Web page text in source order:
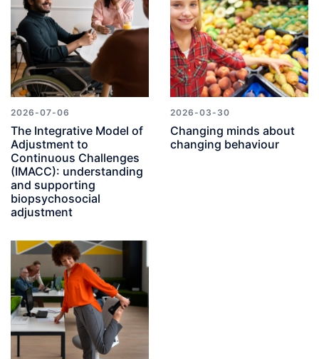
2026-07-06
The Integrative Model of
Adjustment to
Continuous Challenges
(IMACC): understanding
and supporting
biopsychosocial
adjustment
2026-03-30
Changing minds about
changing behaviour